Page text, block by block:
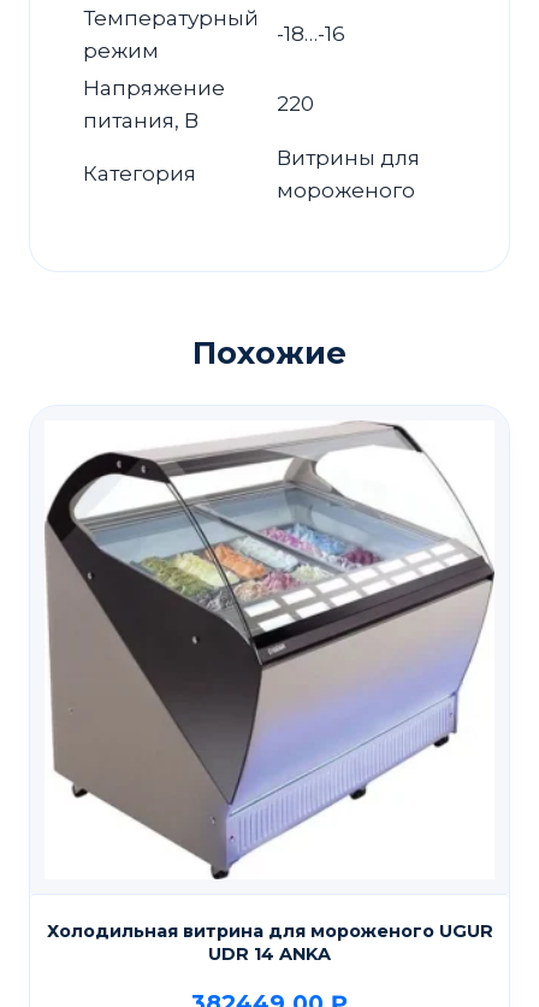
Температурный
режим
-18…-16
Напряжение
питания, В
220
Категория
Витрины для
мороженого
Похожие
Холодильная витрина для мороженого UGUR
UDR 14 ANKA